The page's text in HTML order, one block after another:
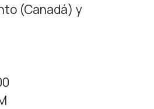
(Canadá) y